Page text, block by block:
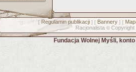
[ Regulamin publikacji] [ Bannery] [
Racjonalista © Copyright
Fundacja Wolnej Myśli,